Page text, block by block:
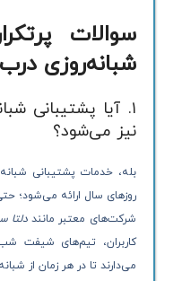
سوالات
شبانه‌روزی
۱. آیا پشتیبانی
نیز می‌شود؟
روزهای سال ارائه می‌شود؛
شرکت‌های معتبر ماننددلتا
کاربران، تیم‌های شیفت
می‌دارند تا در هر زمان از